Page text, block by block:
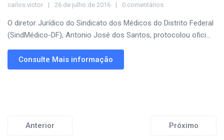
carlos.victor 26 de julho de 2016 0 comentários
O diretor Jurídico do Sindicato dos Médicos do Distrito Federal
(SindMédico-DF), Antonio José dos Santos, protocolou ofici...
Consulte Mais informação
Anterior Próximo